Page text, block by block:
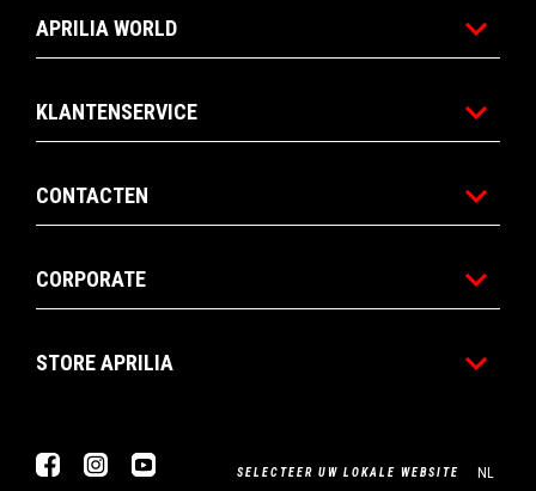
APRILIA WORLD
KLANTENSERVICE
CONTACTEN
CORPORATE
STORE APRILIA
FacebookInstagram SELECTEER UW LOKALE WEBSITE NL